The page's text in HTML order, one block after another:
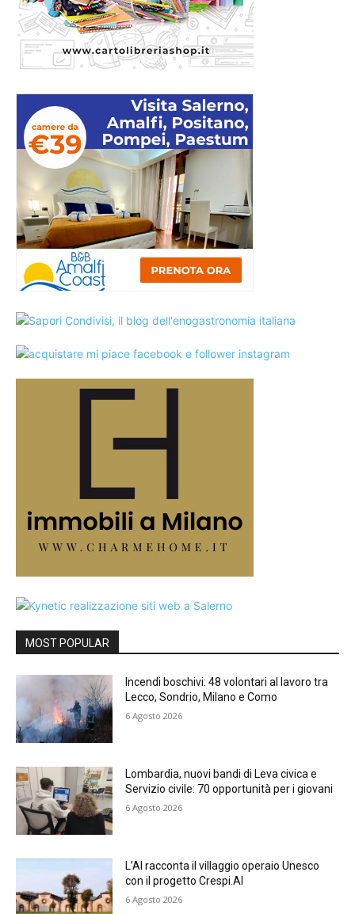
MOST POPULAR
Incendi boschivi: 48 volontari al lavoro tra
Lecco, Sondrio, Milano e Como
6 Agosto 2026
Lombardia, nuovi bandi di Leva civica e
Servizio civile: 70 opportunità per i giovani
6 Agosto 2026
L’AI racconta il villaggio operaio Unesco
con il progetto Crespi.AI
6 Agosto 2026